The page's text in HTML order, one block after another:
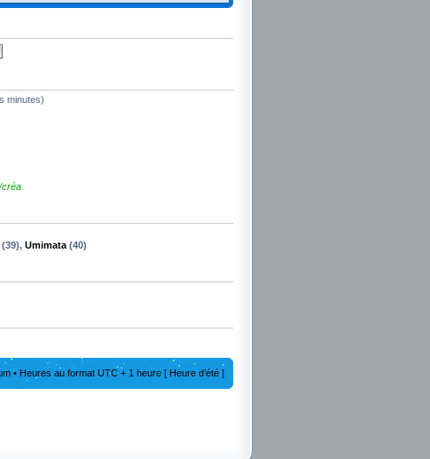
minutes)
créa
(39), Umimata (40)
• Heures au format UTC + 1 heure [ Heure d’été ]